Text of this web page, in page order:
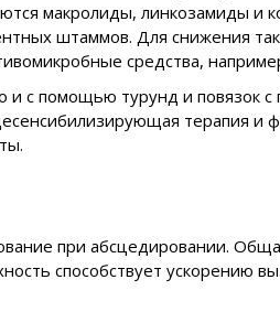
макролиды, линкозамиды и
штаммов. Для снижения
средства,
с помощью турунд и повязок
терапия и
при абсцедировании.
способствует ускорению